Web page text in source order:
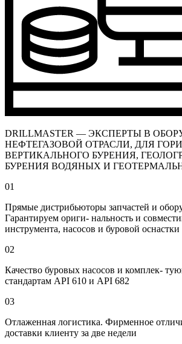
DRILLMASTER — ЭКСПЕРТЫ В
НЕФТЕГАЗОВОЙ ОТРАСЛИ, ДЛЯ
ВЕРТИКАЛЬНОГО БУРЕНИЯ,
БУРЕНИЯ ВОДЯНЫХ И
01
Прямые дистрибьюторы запчастей и
Гарантируем ориги- нальность и
инструмента, насосов и буровой оснастки
02
Качество буровых насосов и комплек-
стандартам API 610 и API 682
03
Отлаженная логистика. Фирменное
доставки клиенту за две недели